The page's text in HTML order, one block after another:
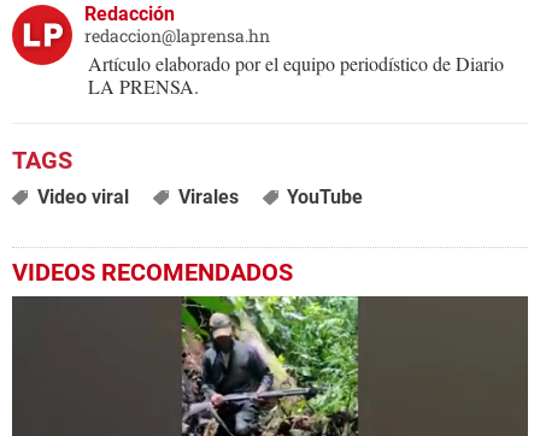
Redacción
redaccion@laprensa.hn
Artículo elaborado por el equipo periodístico de Diario
LA PRENSA.
Video viral Virales YouTube
VIDEOS RECOMENDADOS